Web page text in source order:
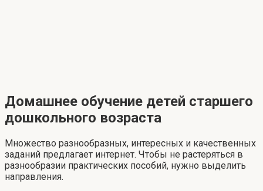
Домашнее обучение детей старшего
дошкольного возраста
Множество разнообразных, интересных и качественных
заданий предлагает интернет. Чтобы не растеряться в
разнообразии практических пособий, нужно выделить
направления.